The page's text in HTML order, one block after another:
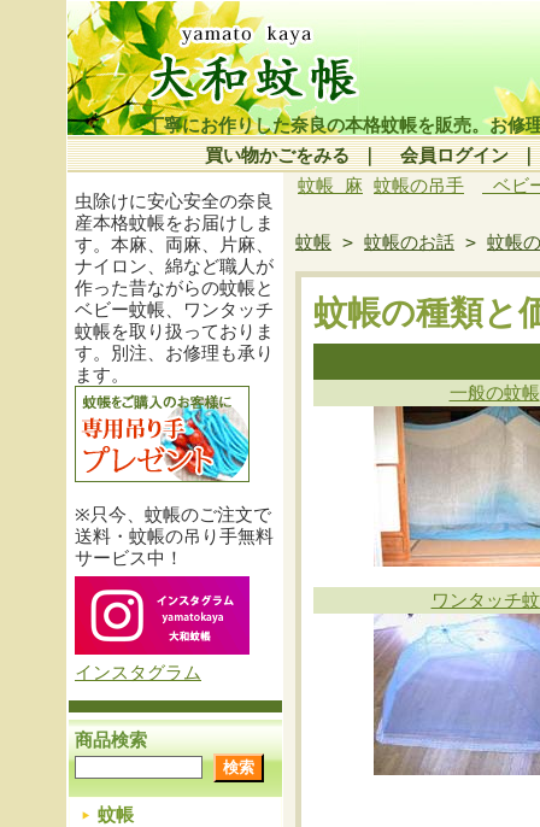
丁寧にお作りした奈良の本格蚊帳を販売。お修
買い物かごをみる｜ 会員ログイン
虫除けに安心安全の奈良
産本格蚊帳をお届けしま
す。本麻、両麻、片麻、
ナイロン、綿など職人が
作った昔ながらの蚊帳と
ベビー蚊帳、ワンタッチ
蚊帳を取り扱っておりま
す。別注、お修理も承り
ます。
※只今、蚊帳のご注文で
送料・蚊帳の吊り手無料
サービス中！
インスタグラム
商品検索
蚊帳
蚊帳 麻 蚊帳の吊手 ベビ
蚊帳 > 蚊帳のお話 > 蚊帳
蚊帳の種類と
一般の蚊帳
ワンタッチ